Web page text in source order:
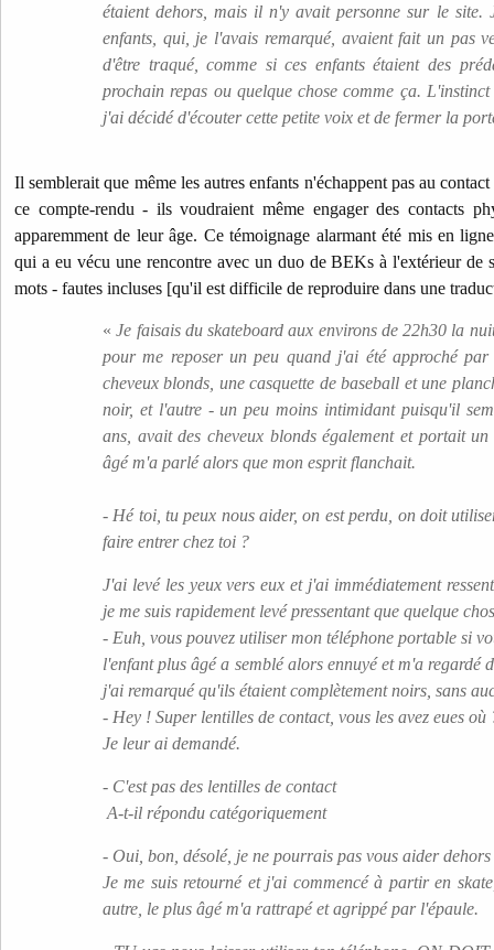
étaient dehors, mais il n'y avait personne sur le site.
enfants, qui, je l'avais remarqué, avaient fait un pas
d'être traqué, comme si ces enfants étaient des
prochain repas ou quelque chose comme ça.
j'ai décidé d'écouter cette petite voix et de fermer la
Il semblerait que même les autres enfants n'échappent pas au
ce compte-rendu - ils voudraient même engager des contacts
apparemment de leur âge. Ce témoignage alarmant été mis en
qui a eu vécu une rencontre avec un duo de BEKs à l'extérieur de
mots - fautes incluses [qu'il est difficile de reproduire dans une
« Je faisais du skateboard aux environs de 22h30 la
pour me reposer un peu quand j'ai été approché par
cheveux blonds, une casquette de baseball et une
noir, et l'autre - un peu moins intimidant puisqu'il
ans, avait des cheveux blonds également et portait
âgé m'a parlé alors que mon esprit flanchait.
- Hé toi, tu peux nous aider, on est perdu, on doit
faire entrer chez toi ?
J'ai levé les yeux vers eux et j'ai immédiatement
je me suis rapidement levé pressentant que quelque
- Euh, vous pouvez utiliser mon téléphone portable si
l'enfant plus âgé a semblé alors ennuyé et m'a regardé
j'ai remarqué qu'ils étaient complètement noirs, sans
- Hey ! Super lentilles de contact, vous les avez eues où
Je leur ai demandé.
- C'est pas des lentilles de contact
A-t-il répondu catégoriquement
- Oui, bon, désolé, je ne pourrais pas vous aider
Je me suis retourné et j'ai commencé à partir en
autre, le plus âgé m'a rattrapé et agrippé par l'épaule.